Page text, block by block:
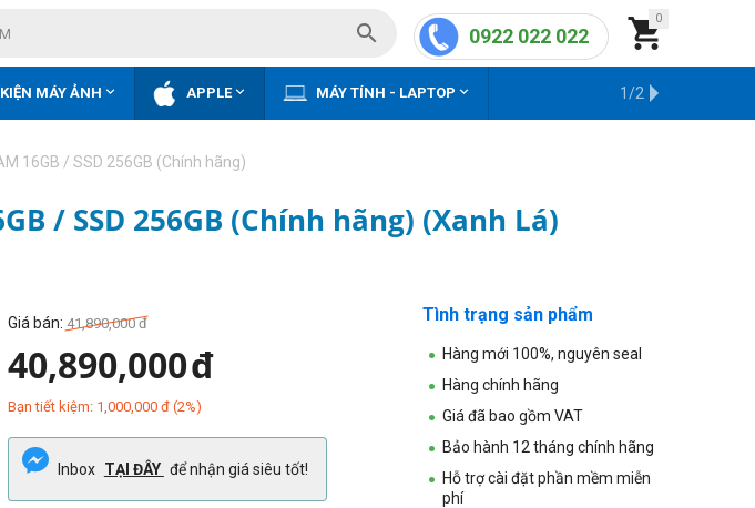
0

0922 022 022

MÁY ẢNH  APPLE MÁY TÍNH - LAPTOP  KHO HÀNG CŨ
1/2
16GB / SSD 256GB (Chính hãng)
/ SSD 256GB (Chính hãng) (Xanh Lá)
Giá bán: 41,890,000 đ
40,890,000đ
Bạn tiết kiệm: 1,000,000đ(2%)
Inbox TẠI ĐÂY để nhận giá siêu tốt!
Tình trạng sản phẩm
Hàng mới 100%, nguyên seal
Hàng chính hãng
Giá đã bao gồm VAT
Bảo hành 12 tháng chính hãng
Hỗ trợ cài đặt phần mềm miễn
phí